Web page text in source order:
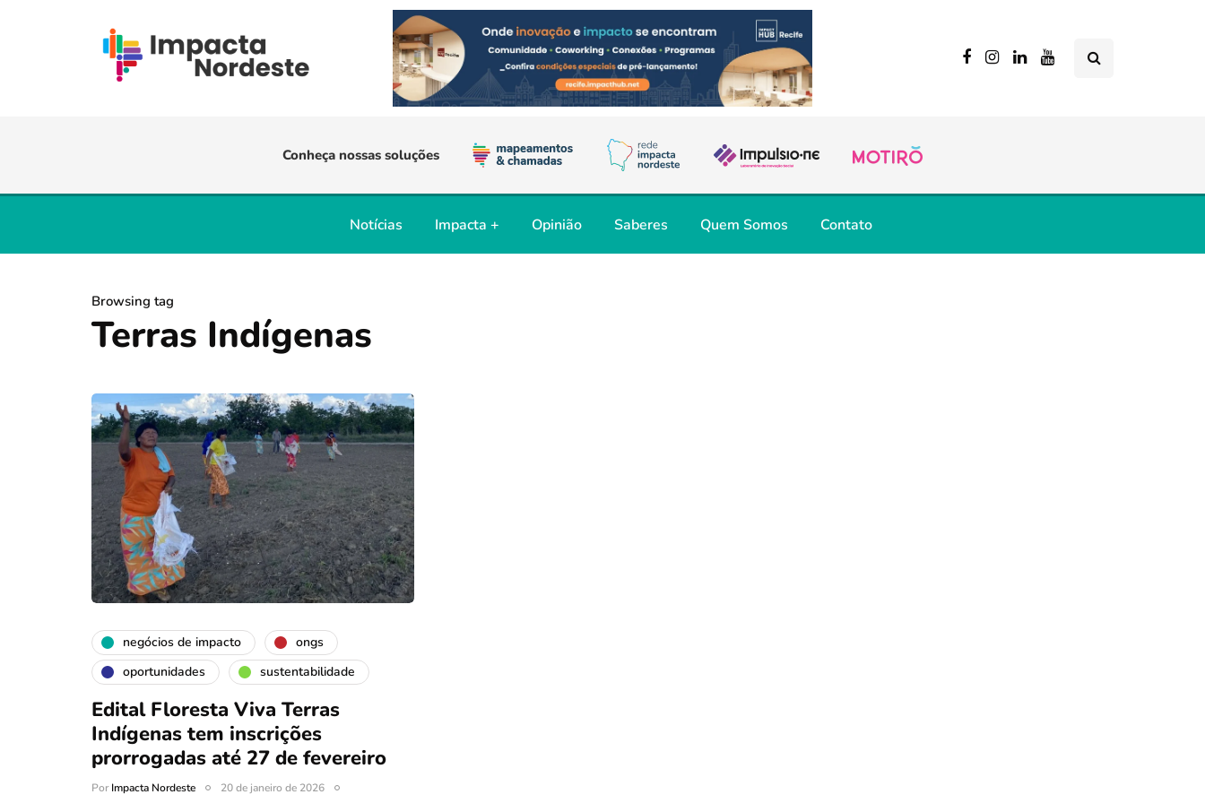
Conheça nossas soluções
Notícias Impacta + Opinião Saberes Quem Somos Contato
Browsing tag
Terras Indígenas
negócios de impacto
ongs
oportunidades
sustentabilidade
Edital Floresta Viva Terras
Indígenas tem inscrições
prorrogadas até 27 de fevereiro
PorImpacta Nordeste 20 de janeiro de 2026